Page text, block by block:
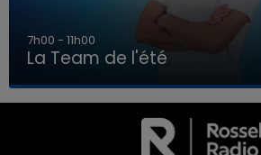
LA TEAM DE L'ÉTÉ
7h00 - 11h00
La Team de l'été